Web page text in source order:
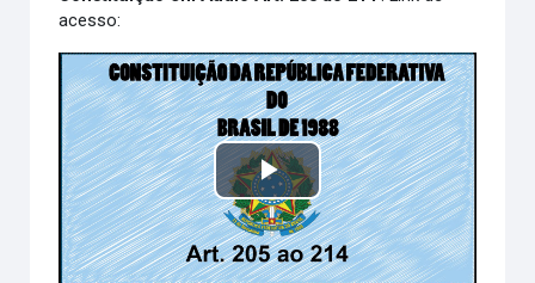
acesso:
Play
Video